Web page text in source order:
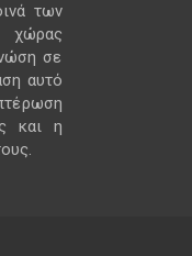
των
χώρας
σε
αυτό
και η